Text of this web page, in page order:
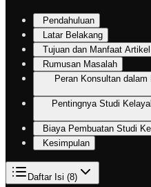
Pendahuluan
Latar Belakang
Tujuan dan Manfaat Artikel
Rumusan Masalah
Peran Konsultan
Pentingnya Studi
Biaya Pembuatan Studi
Kesimpulan
Daftar Isi (8)